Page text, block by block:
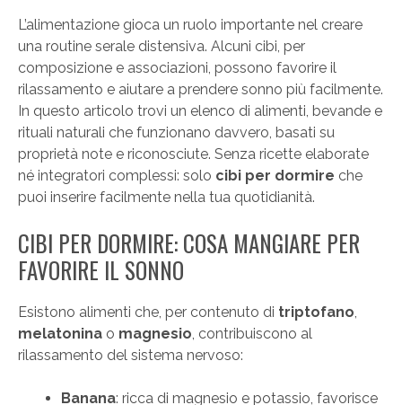
L’alimentazione gioca un ruolo importante nel creare
una routine serale distensiva. Alcuni cibi, per
composizione e associazioni, possono favorire il
rilassamento e aiutare a prendere sonno più facilmente.
In questo articolo trovi un elenco di alimenti, bevande e
rituali naturali che funzionano davvero, basati su
proprietà note e riconosciute. Senza ricette elaborate
né integratori complessi: solo cibi per dormire che
puoi inserire facilmente nella tua quotidianità.
CIBI PER DORMIRE: COSA MANGIARE PER
FAVORIRE IL SONNO
Esistono alimenti che, per contenuto di triptofano
melatonina o magnesio , contribuiscono al
rilassamento del sistema nervoso:
Banana: ricca di magnesio e potassio, favorisce